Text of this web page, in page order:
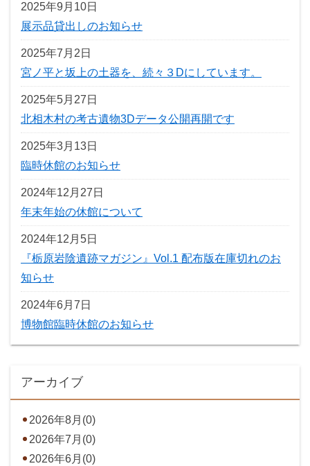
2025年9月10日
展示品貸出しのお知らせ
2025年7月2日
宮ノ平と坂上の土器を、続々３Dにしています。
2025年5月27日
北相木村の考古遺物3Dデータ公開再開です
2025年3月13日
臨時休館のお知らせ
2024年12月27日
年末年始の休館について
2024年12月5日
『栃原岩陰遺跡マガジン』Vol.1 配布版在庫切れのお
知らせ
2024年6月7日
博物館臨時休館のお知らせ
アーカイブ
2026年8月(0)
2026年7月(0)
2026年6月(0)